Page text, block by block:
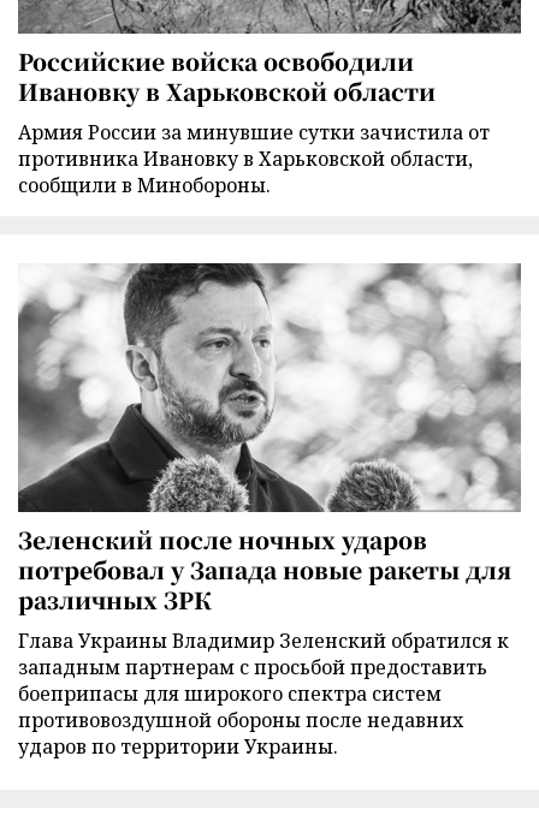
Российские войска освободили
Ивановку в Харьковской области
Армия России за минувшие сутки зачистила от
противника Ивановку в Харьковской области,
сообщили в Минобороны.
Зеленский после ночных ударов
потребовал у Запада новые ракеты для
различных ЗРК
Глава Украины Владимир Зеленский обратился к
западным партнерам с просьбой предоставить
боеприпасы для широкого спектра систем
противовоздушной обороны после недавних
ударов по территории Украины.